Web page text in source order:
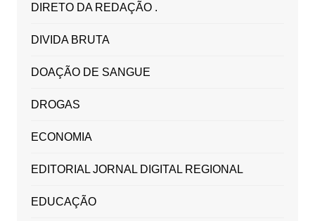
DIRETO DA REDAÇÃO .
DIVIDA BRUTA
DOAÇÃO DE SANGUE
DROGAS
ECONOMIA
EDITORIAL JORNAL DIGITAL REGIONAL
EDUCAÇÃO